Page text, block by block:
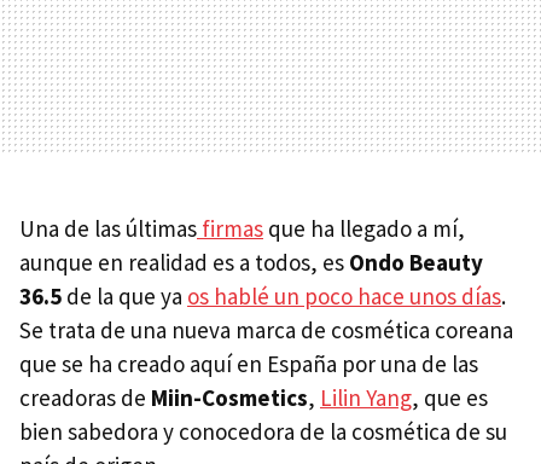
Una de las últimas firmas que ha llegado a mí,
aunque en realidad es a todos, es Ondo Beauty
36.5 de la que ya os hablé un poco hace unos días.
Se trata de una nueva marca de cosmética coreana
que se ha creado aquí en España por una de las
creadoras de Miin-Cosmetics, Lilin Yang, que es
bien sabedora y conocedora de la cosmética de su